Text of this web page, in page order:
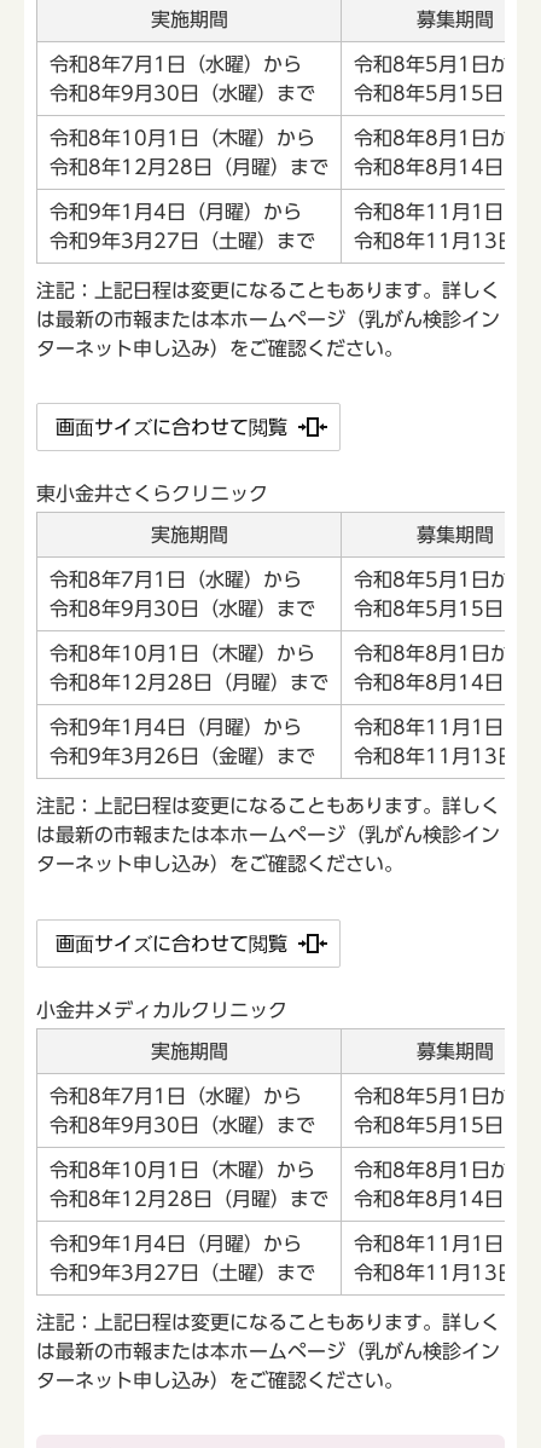
実施期間 募集期間
令和8年7月1日（水曜）から
令和8年9月30日（水曜）まで
令和8年5月1日から
令和8年5月15日まで
令和8年10月1日（木曜）から
令和8年12月28日（月曜）まで
令和8年8月1日から
令和8年8月14日まで
令和9年1月4日（月曜）から
令和9年3月27日（土曜）まで
令和8年11月1日から
令和8年11月13日ま
注記：上記日程は変更になることもあります。詳しく
は最新の市報または本ホームページ（乳がん検診イン
ターネット申し込み）をご確認ください。
画面サイズに合わせて閲覧
東小金井さくらクリニック
実施期間 募集期間
令和8年7月1日（水曜）から
令和8年9月30日（水曜）まで
令和8年5月1日から
令和8年5月15日まで
令和8年10月1日（木曜）から
令和8年12月28日（月曜）まで
令和8年8月1日から
令和8年8月14日まで
令和9年1月4日（月曜）から
令和9年3月26日（金曜）まで
令和8年11月1日
令和8年11月13日ま
注記：上記日程は変更になることもあります。詳しく
は最新の市報または本ホームページ（乳がん検診イン
ターネット申し込み）をご確認ください。
画面サイズに合わせて閲覧
小金井メディカルクリニック
実施期間 募集期間
令和8年7月1日（水曜）から
令和8年9月30日（水曜）まで
令和8年5月1日から
令和8年5月15日まで
令和8年10月1日（木曜）から
令和8年12月28日（月曜）まで
令和8年8月1日から
令和8年8月14日まで
令和9年1月4日（月曜）から
令和9年3月27日（土曜）まで
令和8年11月1日
令和8年11月13日ま
注記：上記日程は変更になることもあります。詳しく
は最新の市報または本ホームページ（乳がん検診イン
ターネット申し込み）をご確認ください。